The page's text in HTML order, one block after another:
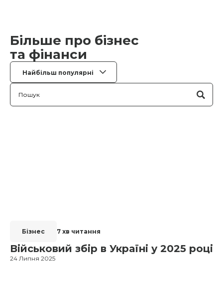
Більше про бізнес
та фінанси
Найбільш популярні
Бізнес 7 хв читання
Військовий збір в Україні у 2025 році
24 Липня 2025